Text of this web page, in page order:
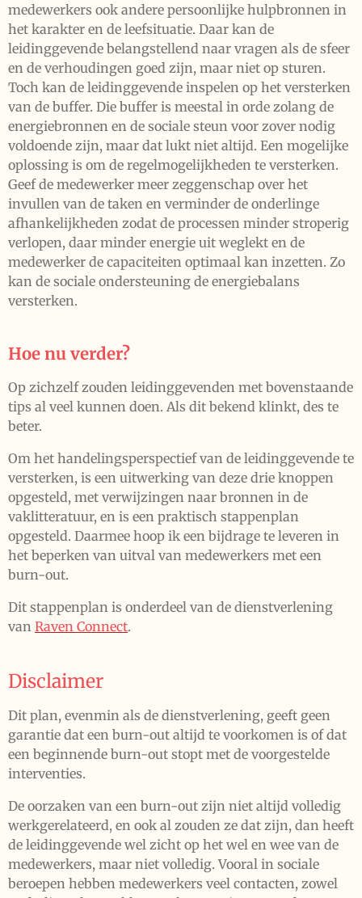
medewerkers ook andere persoonlijke hulpbronnen in
het karakter en de leefsituatie. Daar kan de
leidinggevende belangstellend naar vragen als de sfeer
en de verhoudingen goed zijn, maar niet op sturen.
Toch kan de leidinggevende inspelen op het versterken
van de buffer. Die buffer is meestal in orde zolang de
energiebronnen en de sociale steun voor zover nodig
voldoende zijn, maar dat lukt niet altijd. Een mogelijke
oplossing is om de regelmogelijkheden te versterken.
Geef de medewerker meer zeggenschap over het
invullen van de taken en verminder de onderlinge
afhankelijkheden zodat de processen minder stroperig
verlopen, daar minder energie uit weglekt en de
medewerker de capaciteiten optimaal kan inzetten. Zo
kan de sociale ondersteuning de energiebalans
versterken.
Hoe nu verder?
Op zichzelf zouden leidinggevenden met bovenstaande
tips al veel kunnen doen. Als dit bekend klinkt, des te
beter.
Om het handelingsperspectief van de leidinggevende te
versterken, is een uitwerking van deze drie knoppen
opgesteld, met verwijzingen naar bronnen in de
vaklitteratuur, en is een praktisch stappenplan
opgesteld. Daarmee hoop ik een bijdrage te leveren in
het beperken van uitval van medewerkers met een
burn-out.
Dit stappenplan is onderdeel van de dienstverlening
van Raven Connect.
Disclaimer
Dit plan, evenmin als de dienstverlening, geeft geen
garantie dat een burn-out altijd te voorkomen is of dat
een beginnende burn-out stopt met de voorgestelde
interventies.
De oorzaken van een burn-out zijn niet altijd volledig
werkgerelateerd, en ook al zouden ze dat zijn, dan heeft
de leidinggevende wel zicht op het wel en wee van de
medewerkers, maar niet volledig. Vooral in sociale
beroepen hebben medewerkers veel contacten, zowel